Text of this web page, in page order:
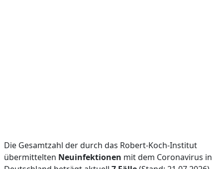
Die Gesamtzahl der durch das Robert-Koch-Institut
übermittelten Neuinfektionen mit dem Coronavirus in